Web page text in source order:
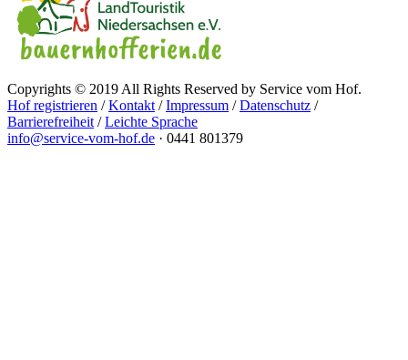
Copyrights © 2019 All Rights Reserved by Service vom Hof.
Hof registrieren /Kontakt /Impressum /Datenschutz /
Barrierefreiheit /Leichte Sprache
info@service-vom-hof.de · 0441 801379